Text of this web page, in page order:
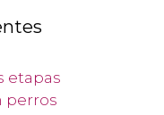
etapas
perros